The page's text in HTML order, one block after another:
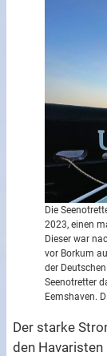
Die
2023, einen
Dieser war
vor Borkum
der
Seenotretter
Eemshaven.
Der starke
den